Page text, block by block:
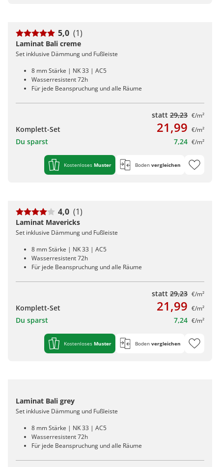
5,0 (1)
Laminat Bali creme
Set inklusive Dämmung und Fußleiste
8 mm Stärke | NK 33 | AC5
Wasserresistent 72h
Für jede Beanspruchung und alle Räume
statt 29,23 €/m²
Komplett-Set 21,99 €/m²
Du sparst 7,24 €/m²
Kostenloses Muster Boden vergleichen
4,0 (1)
Laminat Mavericks
Set inklusive Dämmung und Fußleiste
8 mm Stärke | NK 33 | AC5
Wasserresistent 72h
Für jede Beanspruchung und alle Räume
statt 29,23 €/m²
Komplett-Set 21,99 €/m²
Du sparst 7,24 €/m²
Kostenloses Muster Boden vergleichen
Laminat Bali grey
Set inklusive Dämmung und Fußleiste
8 mm Stärke | NK 33 | AC5
Wasserresistent 72h
Für jede Beanspruchung und alle Räume